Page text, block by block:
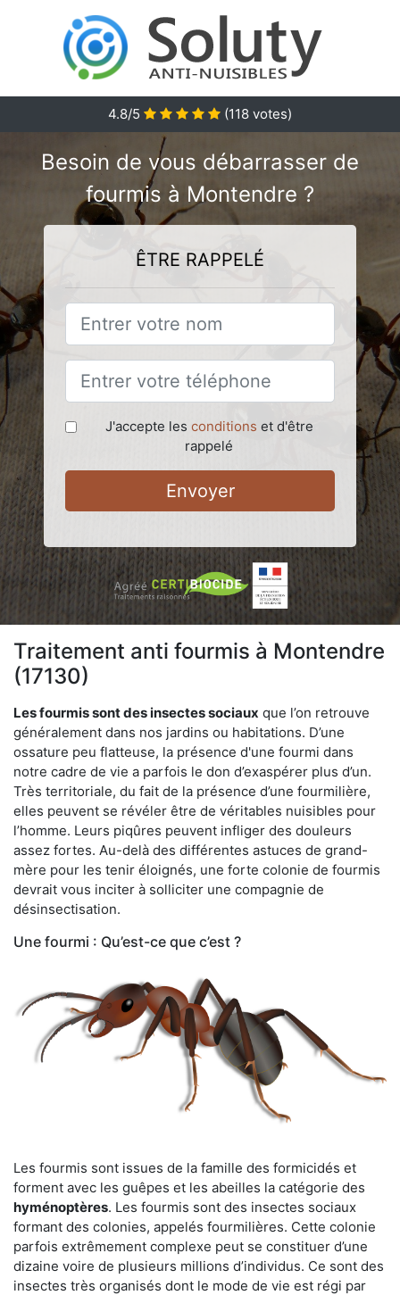
4.8/5 (118 votes)
Besoin de vous débarrasser de
fourmis à Montendre ?
ÊTRE RAPPELÉ
J'accepte les conditions et d'être
rappelé
Envoyer
Traitement anti fourmis à Montendre
(17130)
Les fourmis sont des insectes sociaux que l’on retrouve
généralement dans nos jardins ou habitations. D’une
ossature peu flatteuse, la présence d'une fourmi dans
notre cadre de vie a parfois le don d’exaspérer plus d’un.
Très territoriale, du fait de la présence d’une fourmilière,
elles peuvent se révéler être de véritables nuisibles pour
l’homme. Leurs piqûres peuvent infliger des douleurs
assez fortes. Au-delà des différentes astuces de grand-
mère pour les tenir éloignés, une forte colonie de fourmis
devrait vous inciter à solliciter une compagnie de
désinsectisation.
Une fourmi : Qu’est-ce que c’est ?
Les fourmis sont issues de la famille des formicidés et
forment avec les guêpes et les abeilles la catégorie des
hyménoptères. Les fourmis sont des insectes sociaux
formant des colonies, appelés fourmilières. Cette colonie
parfois extrêmement complexe peut se constituer d’une
dizaine voire de plusieurs millions d’individus. Ce sont des
insectes très organisés dont le mode de vie est régi par